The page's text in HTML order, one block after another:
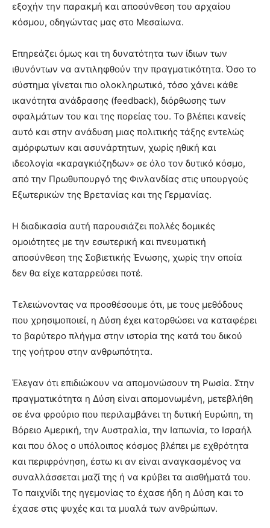
εξοχήν την παρακμή και αποσύνθεση του αρχαίου
κόσμου, οδηγώντας μας στο Μεσαίωνα.
Επηρεάζει όμως και τη δυνατότητα των ίδιων των
ιθυνόντων να αντιληφθούν την πραγματικότητα. Όσο το
σύστημα γίνεται πιο ολοκληρωτικό, τόσο χάνει κάθε
ικανότητα ανάδρασης (feedback), διόρθωσης των
σφαλμάτων του και της πορείας του. Το βλέπει κανείς
αυτό και στην ανάδυση μιας πολιτικής τάξης εντελώς
αμόρφωτων και ασυνάρτητων, χωρίς ηθική και
ιδεολογία «καραγκιόζηδων» σε όλο τον δυτικό κόσμο,
από την Πρωθυπουργό της Φινλανδίας στις υπουργούς
Εξωτερικών της Βρετανίας και της Γερμανίας.
Η διαδικασία αυτή παρουσιάζει πολλές δομικές
ομοιότητες με την εσωτερική και πνευματική
αποσύνθεση της Σοβιετικής Ένωσης, χωρίς την οποία
δεν θα είχε καταρρεύσει ποτέ.
Τελειώνοντας να προσθέσουμε ότι, με τους μεθόδους
που χρησιμοποιεί, η Δύση έχει κατορθώσει να καταφέρει
το βαρύτερο πλήγμα στην ιστορία της κατά του δικού
της γοήτρου στην ανθρωπότητα.
Έλεγαν ότι επιδιώκουν να απομονώσουν τη Ρωσία. Στην
πραγματικότητα η Δύση είναι απομονωμένη, μετεβλήθη
σε ένα φρούριο που περιλαμβάνει τη δυτική Ευρώπη, τη
Βόρειο Αμερική, την Αυστραλία, την Ιαπωνία, το Ισραήλ
και που όλος ο υπόλοιπος κόσμος βλέπει με εχθρότητα
και περιφρόνηση, έστω κι αν είναι αναγκασμένος να
συναλλάσσεται μαζί της ή να κρύβει τα αισθήματά του.
Το παιχνίδι της ηγεμονίας το έχασε ήδη η Δύση και το
έχασε στις ψυχές και τα μυαλά των ανθρώπων.